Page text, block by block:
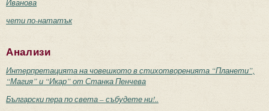
Иванова
чети по-нататък
Анализи
Интерпретацията на човешкото в стихотворенията “Планети”,
“Магия” и “Икар” от Станка Пенчева
Български пера по света – събудете ни!..